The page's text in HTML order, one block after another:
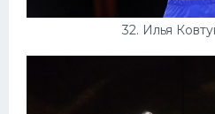
32. Илья